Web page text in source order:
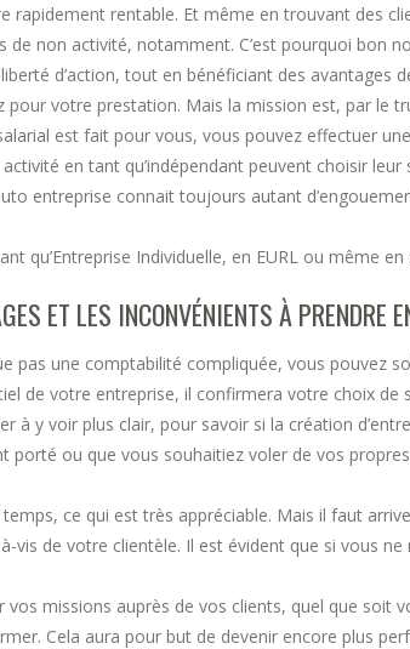
rapidement rentable. Et même en trouvant des
de non activité, notamment. C’est pourquoi bon
d’action, tout en bénéficiant des avantages
votre prestation. Mais la mission est, par le
est fait pour vous, vous pouvez effectuer une
en tant qu’indépendant peuvent choisir
entreprise connait toujours autant
qu’Entreprise Individuelle, en EURL ou même en
ET LES INCONVÉNIENTS À PRENDRE
pas une comptabilité compliquée, vous pouvez
de votre entreprise, il confirmera votre choix de
à y voir plus clair, pour savoir si la création
porté ou que vous souhaitiez voler de vos
ce qui est très appréciable. Mais il faut
de votre clientèle. Il est évident que si vous
missions auprès de vos clients, quel que soit
Cela aura pour but de devenir encore plus